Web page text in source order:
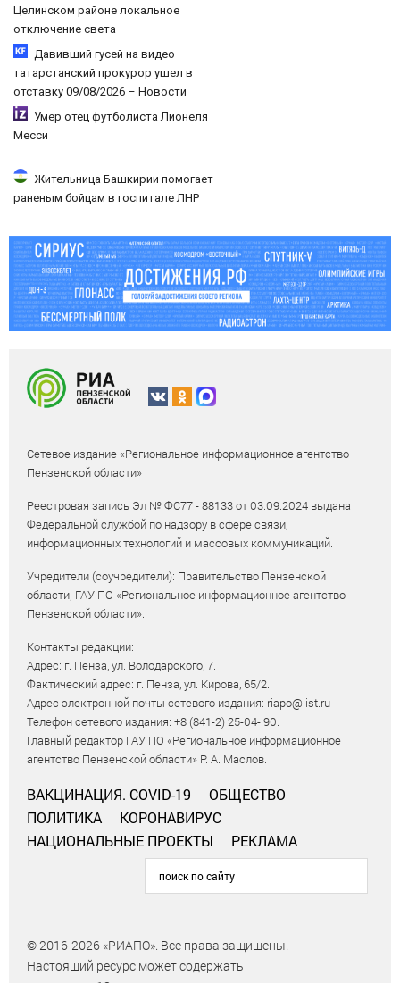
Целинском районе локальное
отключение света
Давивший гусей на видео
татарстанский прокурор ушел в
отставку 09/08/2026 – Новости
Умер отец футболиста Лионеля
Месси
Жительница Башкирии помогает
раненым бойцам в госпитале ЛНР
Сетевое издание «Региональное информационное агентство
Пензенской области»
Реестровая запись Эл № ФС77 - 88133 от 03.09.2024 выдана
Федеральной службой по надзору в сфере связи,
информационных технологий и массовых коммуникаций.
Учредители (соучредители): Правительство Пензенской
области; ГАУ ПО «Региональное информационное агентство
Пензенской области».
Контакты редакции:
Адрес: г. Пенза, ул. Володарского, 7.
Фактический адрес: г. Пенза, ул. Кирова, 65/2.
Адрес электронной почты сетевого издания: riapo@list.ru
Телефон сетевого издания: +8 (841-2) 25-04- 90.
Главный редактор ГАУ ПО «Региональное информационное
агентство Пензенской области» Р. А. Маслов.
ВАКЦИНАЦИЯ. COVID-19
ОБЩЕСТВО
ПОЛИТИКА
КОРОНАВИРУС
НАЦИОНАЛЬНЫЕ ПРОЕКТЫ
РЕКЛАМА
© 2016-2026 «РИАПО». Все права защищены.
Настоящий ресурс может содержать